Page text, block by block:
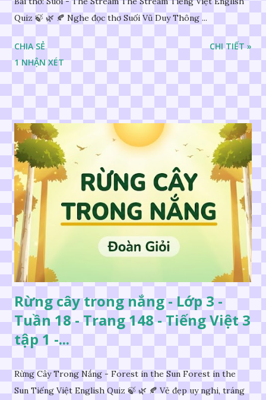
Quiz 🍃 🌿 🍂 Nghe đọc thơ Suối Vũ Duy Thông ...
CHIA SẺ
1 NHẬN XÉT
CHI TIẾT »
Rừng cây trong nắng - Lớp 3 -
Tuần 18 - Trang 148 - Tiếng Việt 3
tập 1 -...
Rừng Cây Trong Nắng - Forest in the Sun Forest in the
Sun Tiếng Việt English Quiz 🍃 🌿 🍂 Vẻ đẹp uy nghi, tráng